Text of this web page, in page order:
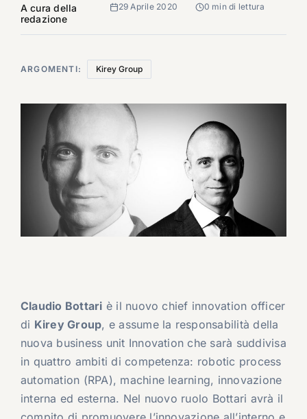
A cura della
redazione
29 Aprile 2020 0 min di lettura
ARGOMENTI: Kirey Group
Claudio Bottari è il nuovo chief innovation officer
di Kirey Group, e assume la responsabilità della
nuova business unit Innovation che sarà suddivisa
in quattro ambiti di competenza: robotic process
automation (RPA), machine learning, innovazione
interna ed esterna. Nel nuovo ruolo Bottari avrà il